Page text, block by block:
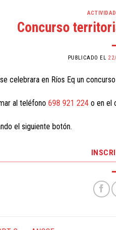
Concurso
PUBLICADO EL
celebrara en Ríos Eq un
al teléfono 698 921 224 o en el
el siguiente botón.